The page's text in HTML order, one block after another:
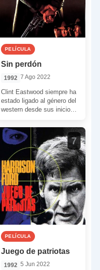
PELÍCULA
Sin perdón
1992 7 Ago 2022
Clint Eastwood siempre ha
estado ligado al género del
western desde sus inicios
través de la […]
7
PELÍCULA
Juego de patriotas
1992 5 Jun 2022